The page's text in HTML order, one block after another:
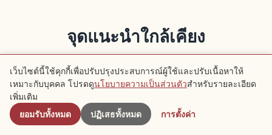
จุดแนะนำใกล้เคียง
การเดินทาง
ใกล้เคียง
เว็บไซต์นี้ใช้คุกกี้เพื่อปรับปรุงประสบการณ์ผู้ใช้และปรับเนื้อหาให้
เหมาะกับบุคคล โปรดดูนโยบายความเป็นส่วนตัวสำหรับรายละเอียด
เพิ่มเติม
ยอมรับทั้งหมด
ปฏิเสธทั้งหมด การตั้งค่า